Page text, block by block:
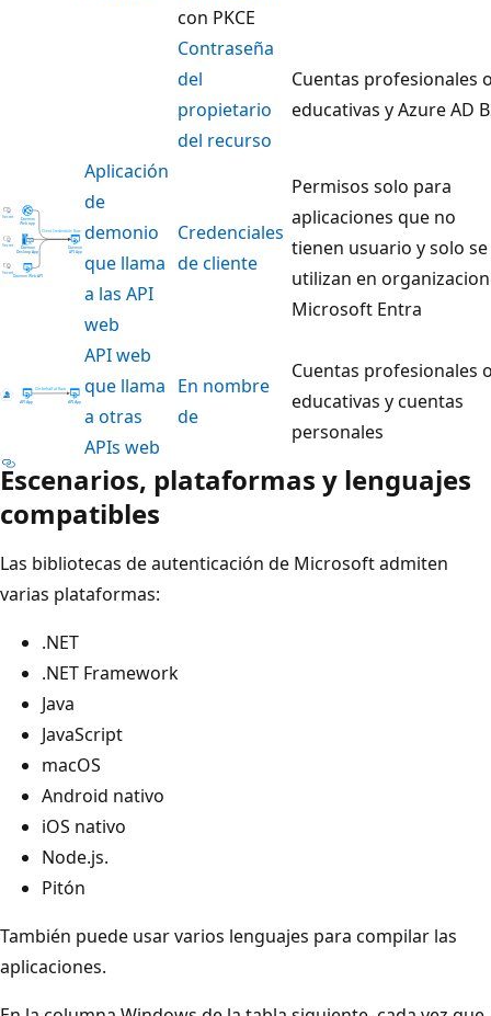
con PKCE
Contraseña
del
propietario
del recurso
Cuentas profesionales
educativas y Azure AD
Aplicación
de
demonio
que llama
a las API
web
Credenciales
de cliente
Permisos solo para
aplicaciones que no
tienen usuario y solo se
utilizan en
Microsoft Entra
API web
que llama
a otras
APIs web
En nombre
de
Cuentas profesionales
educativas y cuentas
personales
Escenarios, plataformas y lenguajes
compatibles
Las bibliotecas de autenticación de Microsoft admiten
varias plataformas:
.NET
.NET Framework
Java
JavaScript
macOS
Android nativo
iOS nativo
Node.js.
Pitón
También puede usar varios lenguajes para compilar las
aplicaciones.